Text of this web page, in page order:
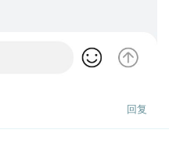
回复